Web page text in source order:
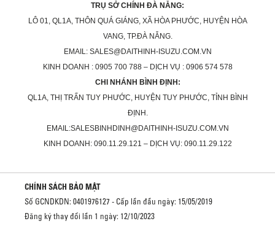
TRỤ SỞ CHÍNH ĐÀ NẴNG:
LÔ 01, QL1A, THÔN QUÁ GIÁNG, XÃ HÒA PHƯỚC, HUYỆN HÒA
VANG, TP.ĐÀ NẴNG.
EMAIL: SALES@DAITHINH-ISUZU.COM.VN
KINH DOANH : 0905 700 788 – DỊCH VỤ : 0906 574 578
CHI NHÁNH BÌNH ĐỊNH:
QL1A, THỊ TRẤN TUY PHƯỚC, HUYỆN TUY PHƯỚC, TỈNH BÌNH
ĐỊNH.
EMAIL:SALESBINHDINH@DAITHINH-ISUZU.COM.VN
KINH DOANH: 090.11.29.121 – DỊCH VỤ: 090.11.29.122
CHÍNH SÁCH BẢO MẬT
Số GCNDKDN: 0401976127 - Cấp lần đầu ngày: 15/05/2019
Đăng ký thay đổi lần 1 ngày: 12/10/2023